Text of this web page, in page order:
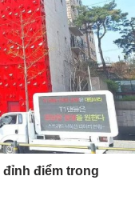
điểm trong